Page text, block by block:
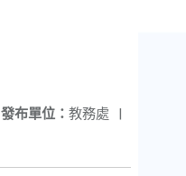
發布單位： 教務處 |